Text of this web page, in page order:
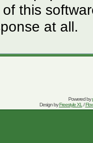
this
at all.
Powered by
Design byFreestyle XL /